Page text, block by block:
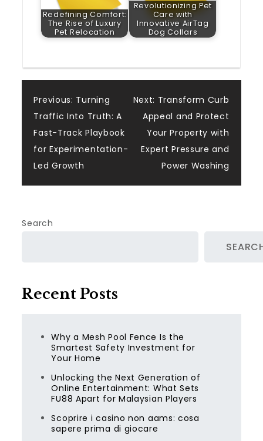
Redefining Comfort:
The Rise of Luxury
Pet Relocation
Revolutionizing Pet
Care with
Innovative AirTag
Dog Collars
Post
navigation
Previous: Turning
Traffic Into Truth: A
Fast-Track Playbook
for Experimentation-
Led Growth
Next: Transform Curb
Appeal and Protect
Your Property with
Expert Pressure and
Power Washing
Search
Recent Posts
Why a Mesh Pool Fence Is the
Smartest Safety Investment for
Your Home
Unlocking the Next Generation of
Online Entertainment: What Sets
FU88 Apart for Malaysian Players
Scoprire i casino non aams: cosa
sapere prima di giocare